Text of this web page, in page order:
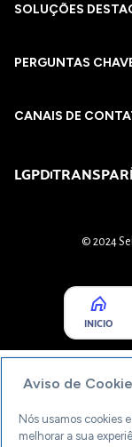
SOLUÇÕES
PERGUNTAS
CANAIS DE
LGPD
© 2024
INICIO
Aviso de
Nós usamos cookies
melhorar a sua